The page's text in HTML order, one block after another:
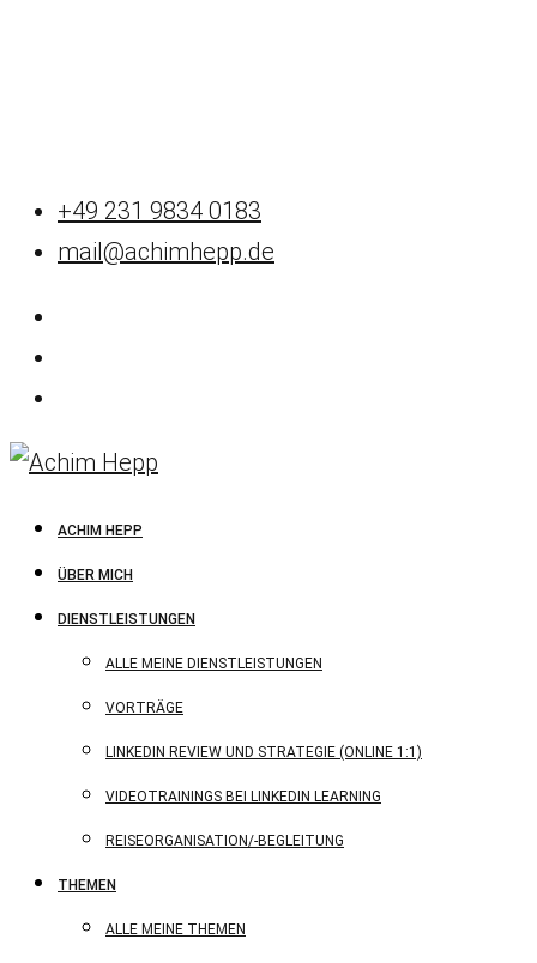
+49 231 9834 0183
mail@achimhepp.de
ACHIM HEPP
ÜBER MICH
DIENSTLEISTUNGEN
ALLE MEINE DIENSTLEISTUNGEN
VORTRÄGE
LINKEDIN REVIEW UND STRATEGIE (ONLINE 1:1)
VIDEOTRAININGS BEI LINKEDIN LEARNING
REISEORGANISATION/-BEGLEITUNG
THEMEN
ALLE MEINE THEMEN